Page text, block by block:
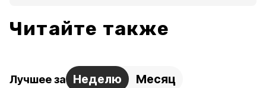
Читайте также
Лучшее за Неделю Месяц